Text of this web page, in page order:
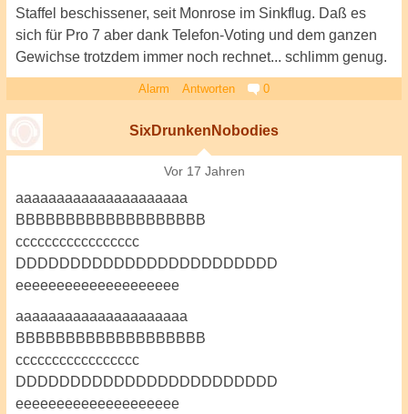
Staffel beschissener, seit Monrose im Sinkflug. Daß es
sich für Pro 7 aber dank Telefon-Voting und dem ganzen
Gewichse trotzdem immer noch rechnet... schlimm genug.
Alarm Antworten 0
SixDrunkenNobodies
Vor 17 Jahren
aaaaaaaaaaaaaaaaaaaaa
BBBBBBBBBBBBBBBBBBB
ccccccccccccccccc
DDDDDDDDDDDDDDDDDDDDDDDD
eeeeeeeeeeeeeeeeeeee
aaaaaaaaaaaaaaaaaaaaa
BBBBBBBBBBBBBBBBBBB
ccccccccccccccccc
DDDDDDDDDDDDDDDDDDDDDDDD
eeeeeeeeeeeeeeeeeeee